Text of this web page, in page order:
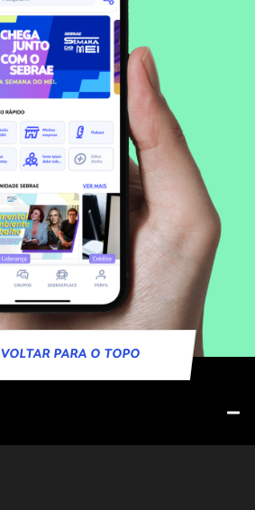
VOLTAR PARA O TOPO